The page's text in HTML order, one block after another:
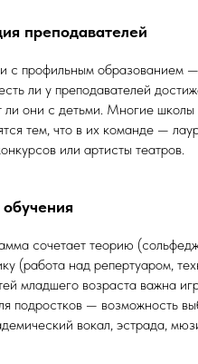
преподавателей
с профильным образованием
ли у преподавателей
ли они с детьми. Многие
тем, что в их команде —
или артисты театров.
сочетает теорию
(работа над репертуаром,
младшего возраста важна
подростков — возможность
вокал, эстрада,